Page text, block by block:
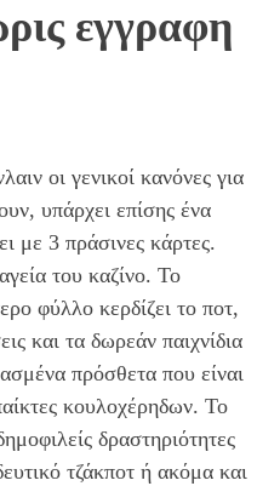
εγγραφη
οι γενικοί κανόνες για
υπάρχει επίσης ένα
με 3 πράσινες κάρτες.
του καζίνο. Το
φύλλο κερδίζει το ποτ,
και τα δωρεάν παιχνίδια
πρόσθετα που είναι
κουλοχέρηδων. Το
δραστηριότητες
τζάκποτ ή ακόμα και